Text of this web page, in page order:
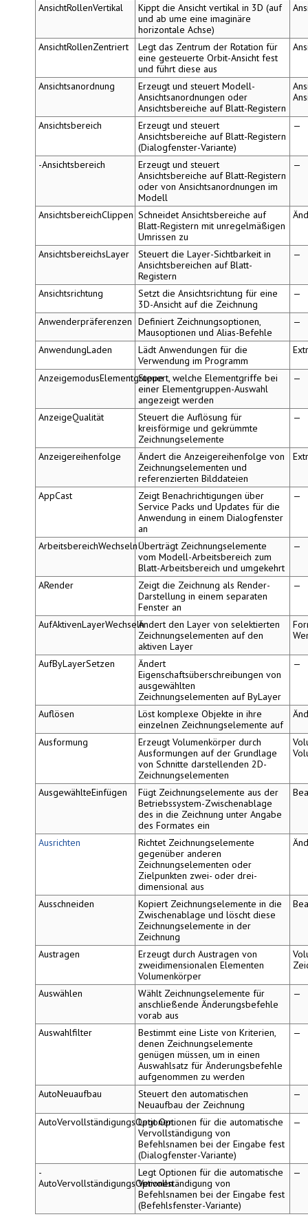
AnsichtRollenVertikal
Kippt die Ansicht vertikal in 3D (auf
und ab ume eine imaginäre
horizontale Achse)
AnsichtRollenZentriert
Legt das Zentrum der Rotation für
eine gesteuerte Orbit-Ansicht fest
und führt diese aus
Ansichtsanordnung
Erzeugt und steuert Modell-
Ansichtsanordnungen oder
Ansichtsbereiche auf Blatt-Registern
Ansichtsbereich
Erzeugt und steuert
Ansichtsbereiche auf Blatt-Registern
(Dialogfenster-Variante)
—
-Ansichtsbereich
Erzeugt und steuert
Ansichtsbereiche auf Blatt-Registern
oder von Ansichtsanordnungen im
Modell
—
AnsichtsbereichClippen Schneidet Ansichtsbereiche auf
Blatt-Registern mit unregelmäßigen
Umrissen zu
AnsichtsbereichsLayer
Steuert die Layer-Sichtbarkeit in
Ansichtsbereichen auf Blatt-
Registern
—
Ansichtsrichtung
Setzt die Ansichtsrichtung für eine
3D-Ansicht auf die Zeichnung
—
Anwenderpräferenzen Definiert Zeichnungsoptionen,
Mausoptionen und Alias-Befehle
—
AnwendungLaden
Lädt Anwendungen für die
Verwendung im Programm
AnzeigemodusElementgruppeSteuert, welche Elementgriffe bei
einer Elementgruppen-Auswahl
angezeigt werden
—
AnzeigeQualität
Steuert die Auflösung für
kreisförmige und gekrümmte
Zeichnungselemente
—
Anzeigereihenfolge
Ändert die Anzeigereihenfolge von
Zeichnungselementen und
referenzierten Bilddateien
AppCast
Zeigt Benachrichtigungen über
Service Packs und Updates für die
Anwendung in einem Dialogfenster
an
—
ArbeitsbereichWechselnÜberträgt Zeichnungselemente
vom Modell-Arbeitsbereich zum
Blatt-Arbeitsbereich und umgekehrt
—
ARender
Zeigt die Zeichnung als Render-
Darstellung in einem separaten
Fenster an
—
AufAktivenLayerWechselnÄndert den Layer von selektierten
Zeichnungselementen auf den
aktiven Layer
AufByLayerSetzen
Ändert
Eigenschaftsüberschreibungen von
ausgewählten
Zeichnungselementen aufByLayer
—
Auflösen
Löst komplexe Objekte in ihre
einzelnen Zeichnungselemente auf
Ausformung
Erzeugt Volumenkörper durch
Ausformungen auf der Grundlage
von Schnitte darstellenden 2D-
Zeichnungselementen
AusgewählteEinfügen
Fügt Zeichnungselemente aus der
Betriebssystem-Zwischenablage
des in die Zeichnung unter Angabe
des Formates ein
Ausrichten
Richtet Zeichnungselemente
gegenüber anderen
Zeichnungselementen oder
Zielpunkten zwei- oder drei-
dimensional aus
Ausschneiden
Kopiert Zeichnungselemente in die
Zwischenablage und löscht diese
Zeichnungselemente in der
Zeichnung
Austragen
Erzeugt durch Austragen von
zweidimensionalen Elementen
Volumenkörper
Auswählen
Wählt Zeichnungselemente für
anschließende Änderungsbefehle
vorab aus
—
Auswahlfilter
Bestimmt eine Liste von Kriterien,
denen Zeichnungselemente
genügen müssen, um in einen
Auswahlsatz für Änderungsbefehle
aufgenommen zu werden
—
AutoNeuaufbau
Steuert den automatischen
Neuaufbau der Zeichnung
—
AutoVervollständigungsOptionenLegt Optionen für die automatische
Vervollständigung von
Befehlsnamen bei der Eingabe fest
(Dialogfenster-Variante)
—
-
AutoVervollständigungsOptionen
Legt Optionen für die automatische
Vervollständigung von
Befehlsnamen bei der Eingabe fest
(Befehlsfenster-Variante)
—